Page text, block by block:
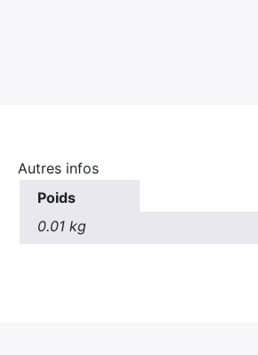
Autres infos
Poids
0.01 kg